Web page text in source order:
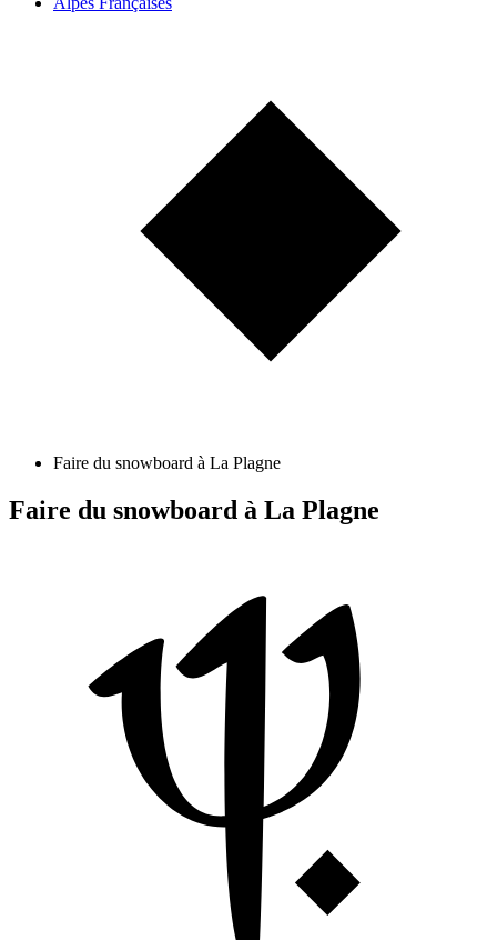
Faire du snowboard à La Plagne
Faire du snowboard à La Plagne